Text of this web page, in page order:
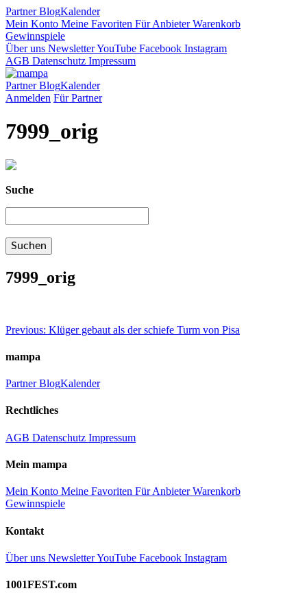
PartnerBlogKalender
Mein Konto Meine Favoriten Für AnbieterWarenkorb
Gewinnspiele
Über uns NewsletterYouTube Facebook Instagram
AGB Datenschutz Impressum
PartnerBlogKalender
Anmelden Für Partner
7999_orig
Suche
7999_orig
Beitragsnavigation
Previous: Klüger gebaut als der schiefe Turm von Pisa
mampa
PartnerBlogKalender
Rechtliches
AGB Datenschutz Impressum
Mein mampa
Mein Konto Meine Favoriten Für AnbieterWarenkorb
Gewinnspiele
Kontakt
Über uns NewsletterYouTube Facebook Instagram
1001FEST.com